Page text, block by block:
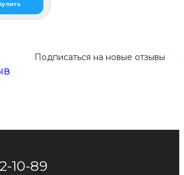
Подписаться на новые отзывы
10-89